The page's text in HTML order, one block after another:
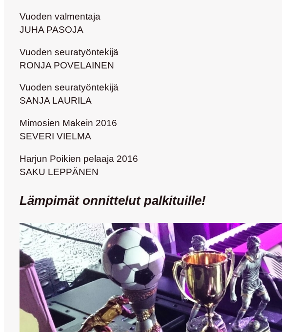
Vuoden valmentaja
JUHA PASOJA
Vuoden seuratyöntekijä
RONJA POVELAINEN
Vuoden seuratyöntekijä
SANJA LAURILA
Mimosien Makein 2016
SEVERI VIELMA
Harjun Poikien pelaaja 2016
SAKU LEPPÄNEN
Lämpimät onnittelut palkituille!